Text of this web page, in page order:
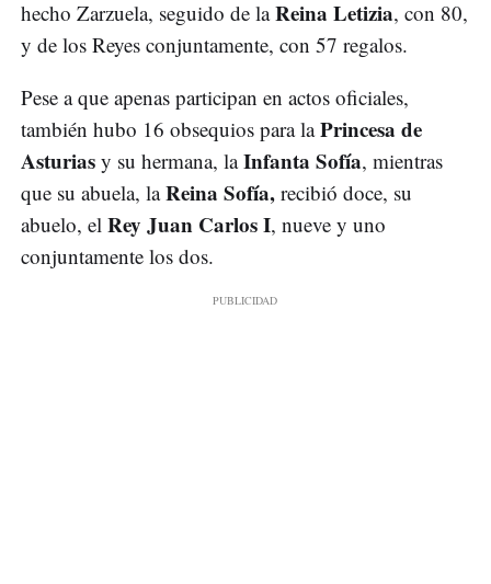
hecho Zarzuela, seguido de laReina Letizia, con 80,
y de los Reyes conjuntamente, con 57 regalos.
Pese a que apenas participan en actos oficiales,
también hubo 16 obsequios para laPrincesa de
Asturias y su hermana, laInfanta Sofía, mientras
que su abuela, laReina Sofía, recibió doce, su
abuelo, el Rey Juan Carlos I, nueve y uno
conjuntamente los dos.